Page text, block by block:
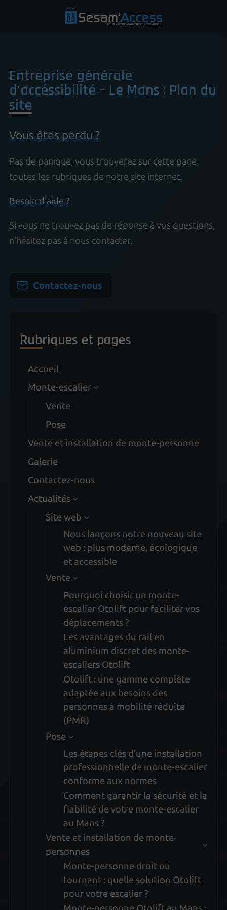
Entreprise générale
d'accéssibilité – Le Mans : Plan du
site
Vous êtes perdu ?
Pas de panique, vous trouverez sur cette page
toutes les rubriques de notre site internet.​​
Besoin d'aide ?
Si vous ne trouvez pas de réponse à vos questions,
n'hésitez pas à nous contacter.
Contactez-nous
Rubriques et pages
Accueil
Monte-escalier
Vente
Pose
Vente et installation de monte-personne
Galerie
Contactez-nous
Actualités
Site web
Nous lançons notre nouveau site
web : plus moderne, écologique
et accessible
Vente
Pourquoi choisir un monte-
escalier Otolift pour faciliter vos
déplacements ?
Les avantages du rail en
aluminium discret des monte-
escaliers Otolift
Otolift : une gamme complète
adaptée aux besoins des
personnes à mobilité réduite
(PMR)
Pose
Les étapes clés d’une installation
professionnelle de monte-escalier
conforme aux normes
Comment garantir la sécurité et la
fiabilité de votre monte-escalier
au Mans ?
Vente et installation de monte-
personnes
Monte-personne droit ou
tournant : quelle solution Otolift
pour votre escalier ?